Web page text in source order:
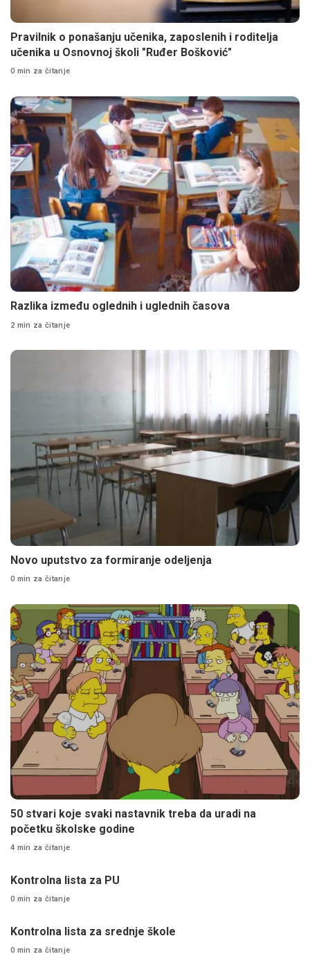
Pravilnik o ponašanju učenika, zaposlenih i roditelja
učenika u Osnovnoj školi "Ruđer Bošković"
0 min za čitanje
Razlika između oglednih i uglednih časova
2 min za čitanje
Novo uputstvo za formiranje odeljenja
0 min za čitanje
50 stvari koje svaki nastavnik treba da uradi na
početku školske godine
4 min za čitanje
Kontrolna lista za PU
0 min za čitanje
Kontrolna lista za srednje škole
0 min za čitanje